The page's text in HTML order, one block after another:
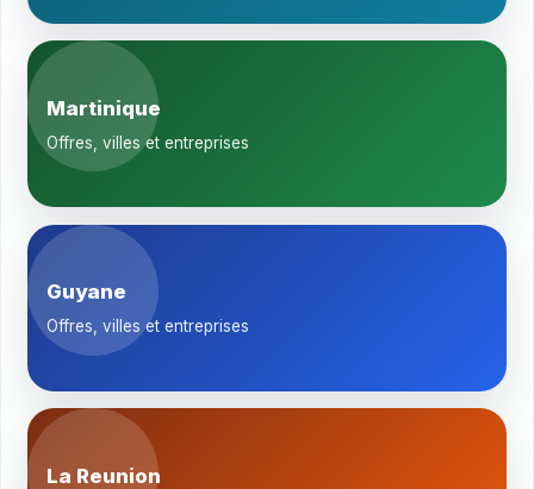
Martinique
Offres, villes et entreprises
Guyane
Offres, villes et entreprises
La Reunion